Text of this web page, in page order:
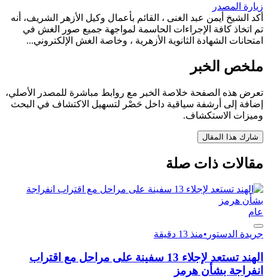
زيارة المصدر
أكد الشيخ أيمن عبد الغنى ، القائم بأعمال وكيل الأزهر الشريف، أنه
تم اتخاذ كافة الإجراءات الحاسمة لمواجهة جميع صور الغش في
امتحانات الشهادة الثانوية الأزهرية ، وخاصة الغش الإلكتروني...
ملخص الخبر
تعرض هذه الصفحة خلاصة الخبر مع روابط مباشرة للمصدر الأصلي،
إضافة إلى أرشفة سياقية داخل حَصْر لتسهيل الاكتشاف في البحث
وميزات الاستكشاف.
شارك هذا المقال
مقالات ذات صلة
عام
جريدة الدستور •منذ 13 دقيقة
الهند تستعد لإجلاء 13 سفينة على مراحل مع اقتراب
انفراجة بشأن هرمز